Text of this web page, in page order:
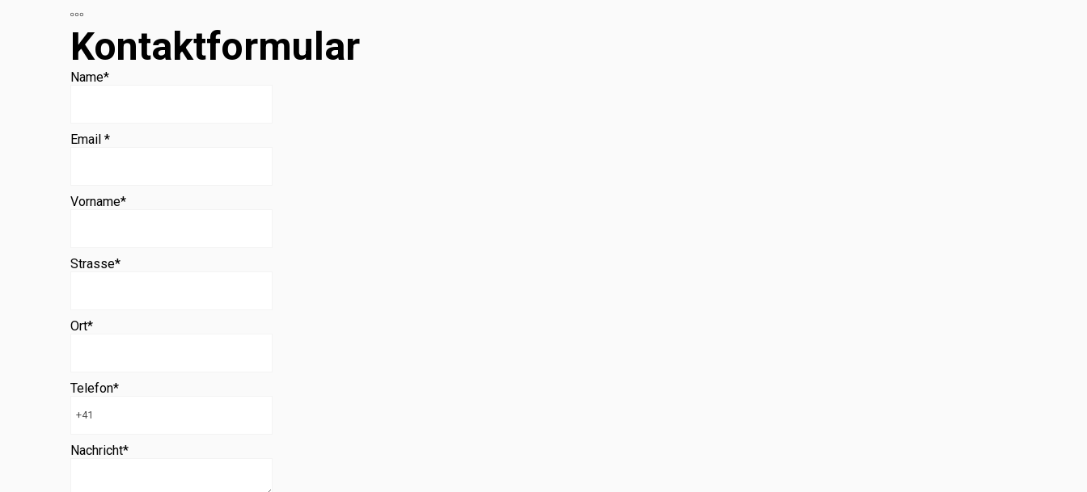
Kontaktformular
Name*
Email *
Vorname*
Strasse*
Ort*
Telefon*
Nachricht*